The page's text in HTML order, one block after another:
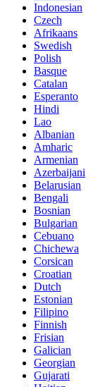
Indonesian
Czech
Afrikaans
Swedish
Polish
Basque
Catalan
Esperanto
Hindi
Lao
Albanian
Amharic
Armenian
Azerbaijani
Belarusian
Bengali
Bosnian
Bulgarian
Cebuano
Chichewa
Corsican
Croatian
Dutch
Estonian
Filipino
Finnish
Frisian
Galician
Georgian
Gujarati